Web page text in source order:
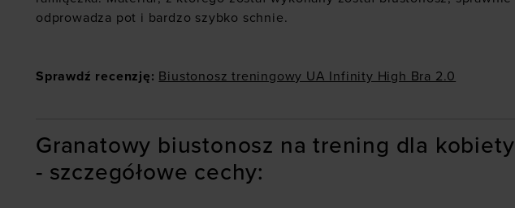
odprowadza pot i bardzo szybko schnie.
Sprawdź recenzję: Biustonosz treningowy UA Infinity High Bra 2.0
Granatowy biustonosz na trening dla kobiety
- szczegółowe cechy: